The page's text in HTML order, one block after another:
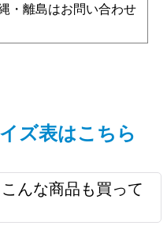
離島はお問い合わせ
ズ表はこちら
んな商品も買って